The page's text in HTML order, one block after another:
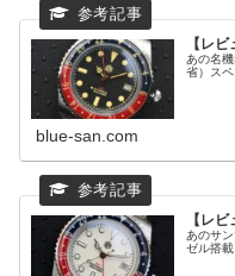
【レ
あの名
省）スペ
blue-san.com
【レ
あのサ
ゼル搭